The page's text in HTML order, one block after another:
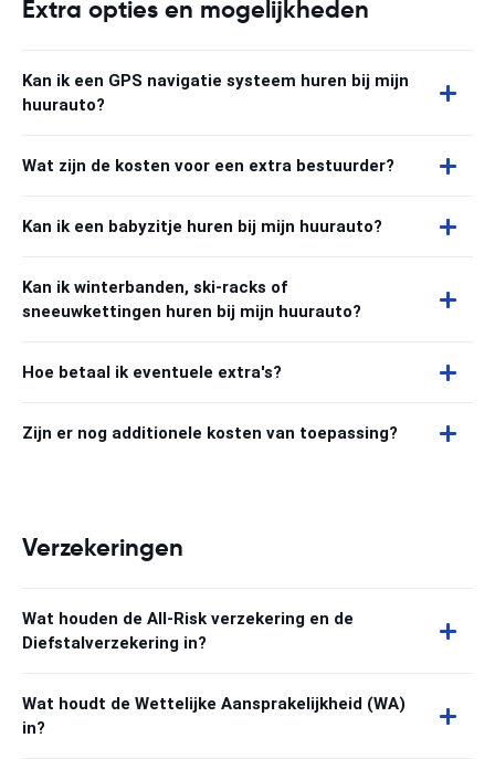
Extra opties en mogelijkheden
Kan ik een GPS navigatie systeem huren bij mijn
huurauto?
Wat zijn de kosten voor een extra bestuurder?
Kan ik een babyzitje huren bij mijn huurauto?
Kan ik winterbanden, ski-racks of
sneeuwkettingen huren bij mijn huurauto?
Hoe betaal ik eventuele extra's?
Zijn er nog additionele kosten van toepassing?
Verzekeringen
Wat houden de All-Risk verzekering en de
Diefstalverzekering in?
Wat houdt de Wettelijke Aansprakelijkheid (WA)
in?